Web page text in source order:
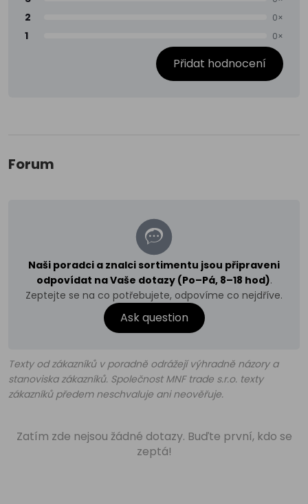
2 0×
1 0×
Přidat hodnocení
Forum
Naši poradci a znalci sortimentu jsou připraveni
odpovídat na Vaše dotazy (Po–Pá, 8–18 hod).
Zeptejte se na co potřebujete, odpovíme co nejdříve.
Ask question
Texty od zákazníků v poradně odrážejí výhradně názory a
stanoviska zákazníků. Společnost MNF trade s.r.o. texty
zákazníků předem neschvaluje ani neověřuje.
Zatím zde nejsou žádné dotazy. Buďte první, kdo se
zeptá!